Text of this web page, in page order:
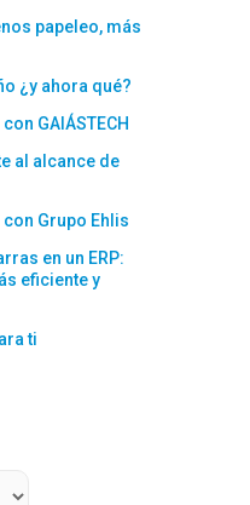
papeleo, más
¿y ahora qué?
GAIÁSTECH
al alcance de
Grupo Ehlis
en un ERP:
eficiente y
ti